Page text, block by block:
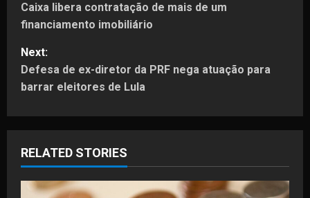
o
s
t
a
v
i
Caixa libera contratação de mais de um
financiamento imobiliário
Next:
Defesa de ex-diretor da PRF nega atuação para
barrar eleitores de Lula
RELATED STORIES